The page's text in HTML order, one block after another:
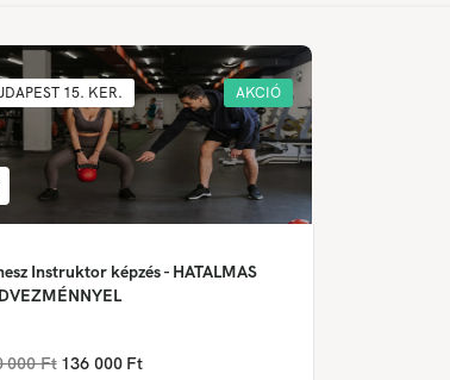
15. KER. AKCIÓ
Instruktor képzés - HATALMAS
000 Ft 136 000 Ft